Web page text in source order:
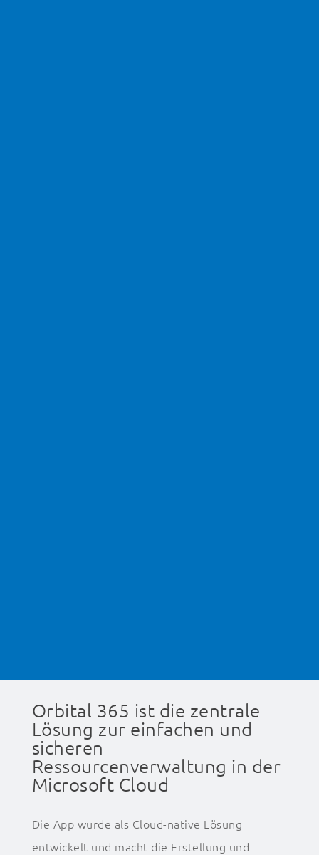
Orbital 365 ist die zentrale
Lösung zur einfachen und
sicheren
Ressourcenverwaltung in der
Microsoft Cloud
Die App wurde als Cloud-native Lösung
entwickelt und macht die Erstellung und